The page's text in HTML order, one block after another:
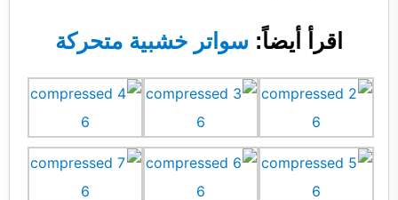
اقرأ أيضاً: سواتر خشبية متحركة